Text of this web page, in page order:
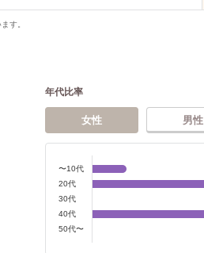
す。
年代比率
女性 男性
〜10代
20代
30代
40代
50代〜